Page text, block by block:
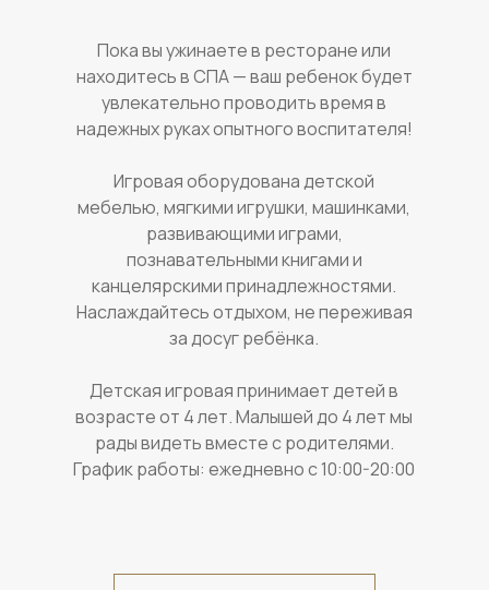
Пока вы ужинаете в ресторане или
находитесь в СПА — ваш ребенок будет
увлекательно проводить время в
надежных руках опытного воспитателя!
Игровая оборудована детской
мебелью, мягкими игрушки, машинками,
развивающими играми,
познавательными книгами и
канцелярскими принадлежностями.
Наслаждайтесь отдыхом, не переживая
за досуг ребёнка.
Детская игровая принимает детей в
возрасте от 4 лет. Малышей до 4 лет мы
рады видеть вместе с родителями.
График работы: ежедневно с 10:00-20:00